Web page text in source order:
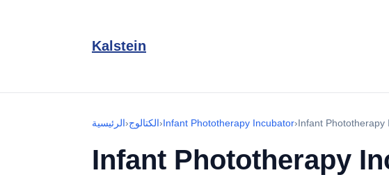
Kalstein
الرئيسية›الكتالوج›Infant Phototherapy Incubator›Infant Phototherapy
Infant Phototherapy